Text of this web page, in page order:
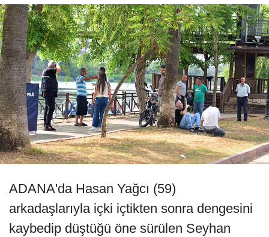
ADANA'da Hasan Yağcı (59)
arkadaşlarıyla içki içtikten sonra dengesini
kaybedip düştüğü öne sürülen Seyhan